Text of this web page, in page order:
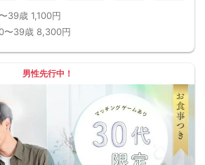
39歳 1,100円
〜39歳 8,300円
男性先行中！